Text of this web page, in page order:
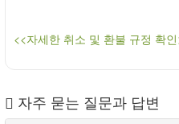
<<자세한 취소 및 환불 규정 확
자주 묻는 질문과 답변